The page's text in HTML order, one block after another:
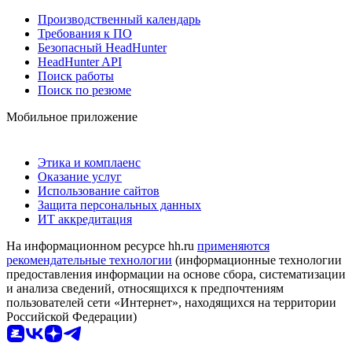
Производственный календарь
Требования к ПО
Безопасный HeadHunter
HeadHunter API
Поиск работы
Поиск по резюме
Мобильное приложение
Этика и комплаенс
Оказание услуг
Использование сайтов
Защита персональных данных
ИТ аккредитация
На информационном ресурсе hh.ru применяются
рекомендательные технологии (информационные технологии
предоставления информации на основе сбора, систематизации
и анализа сведений, относящихся к предпочтениям
пользователей сети «Интернет», находящихся на территории
Российской Федерации)